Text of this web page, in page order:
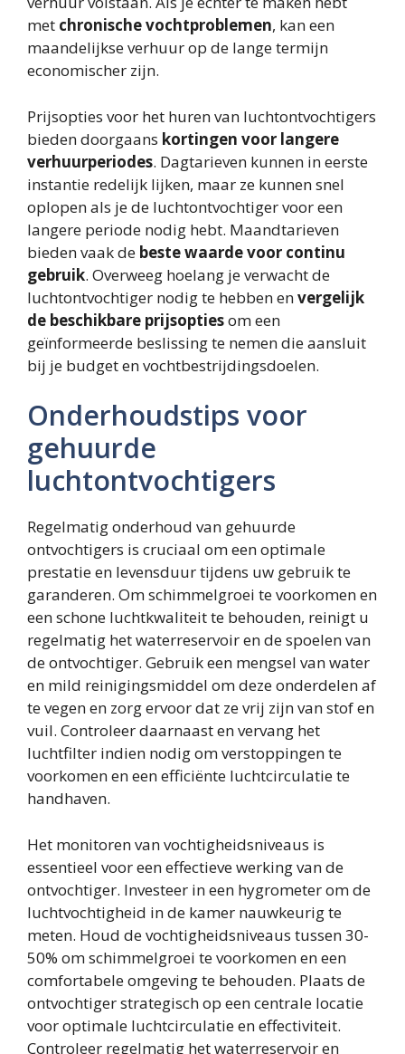
met chronische vochtproblemen, kan een
maandelijkse verhuur op de lange termijn
economischer zijn.
Prijsopties voor het huren van luchtontvochtigers
bieden doorgaans kortingen voor langere
verhuurperiodes. Dagtarieven kunnen in eerste
instantie redelijk lijken, maar ze kunnen snel
oplopen als je de luchtontvochtiger voor een
langere periode nodig hebt. Maandtarieven
bieden vaak de beste waarde voor continu
gebruik. Overweeg hoelang je verwacht de
luchtontvochtiger nodig te hebben envergelijk
de beschikbare prijsoptiesom een
geïnformeerde beslissing te nemen die aansluit
bij je budget en vochtbestrijdingsdoelen.
Onderhoudstips voor
gehuurde
luchtontvochtigers
Regelmatig onderhoud van gehuurde
ontvochtigers is cruciaal om een optimale
prestatie en levensduur tijdens uw gebruik te
garanderen. Om schimmelgroei te voorkomen en
een schone luchtkwaliteit te behouden, reinigt u
regelmatig het waterreservoir en de spoelen van
de ontvochtiger. Gebruik een mengsel van water
en mild reinigingsmiddel om deze onderdelen af
te vegen en zorg ervoor dat ze vrij zijn van stof en
vuil. Controleer daarnaast en vervang het
luchtfilter indien nodig om verstoppingen te
voorkomen en een efficiënte luchtcirculatie te
handhaven.
Het monitoren van vochtigheidsniveaus is
essentieel voor een effectieve werking van de
ontvochtiger. Investeer in een hygrometer om de
luchtvochtigheid in de kamer nauwkeurig te
meten. Houd de vochtigheidsniveaus tussen 30-
50% om schimmelgroei te voorkomen en een
comfortabele omgeving te behouden. Plaats de
ontvochtiger strategisch op een centrale locatie
voor optimale luchtcirculatie en effectiviteit.
Controleer regelmatig het waterreservoir en